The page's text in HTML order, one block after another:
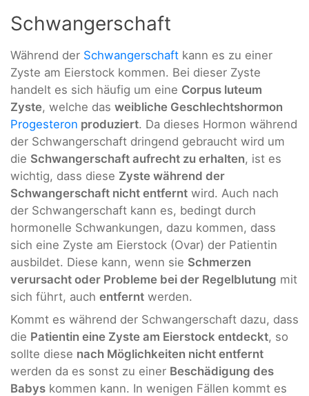
Schwangerschaft
Während der Schwangerschaft kann es zu einer
Zyste am Eierstock kommen. Bei dieser Zyste
handelt es sich häufig um eine Corpus luteum
Zyste, welche das weibliche Geschlechtshormon
Progesteron produziert. Da dieses Hormon während
der Schwangerschaft dringend gebraucht wird um
die Schwangerschaft aufrecht zu erhalten, ist es
wichtig, dass diese Zyste während der
Schwangerschaft nicht entfernt wird. Auch nach
der Schwangerschaft kann es, bedingt durch
hormonelle Schwankungen, dazu kommen, dass
sich eine Zyste am Eierstock (Ovar) der Patientin
ausbildet. Diese kann, wenn sie Schmerzen
verursacht oder Probleme bei der Regelblutung mit
sich führt, auch entfernt werden.
Kommt es während der Schwangerschaft dazu, dass
die Patientin eine Zyste am Eierstock entdeckt, so
sollte diese nach Möglichkeiten nicht entfernt
werden da es sonst zu einer Beschädigung des
Babys kommen kann. In wenigen Fällen kommt es